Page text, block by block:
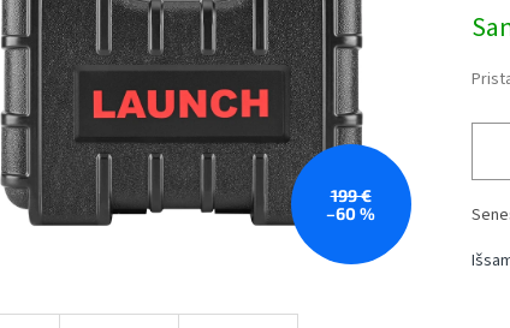
199 €
–60 %